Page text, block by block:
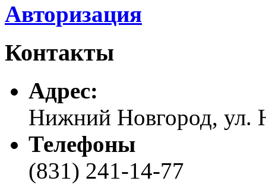
Авторизация
Контакты
Адреc:
Нижний Новгород, ул.
Телефоны
(831) 241-14-77